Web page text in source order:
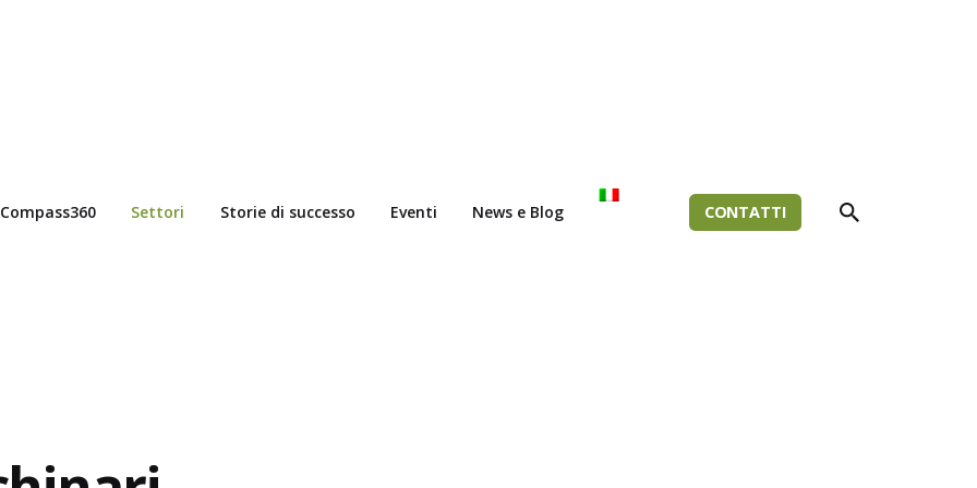
Compass360 Settori Storie di successo Eventi News e Blog CONTATTI